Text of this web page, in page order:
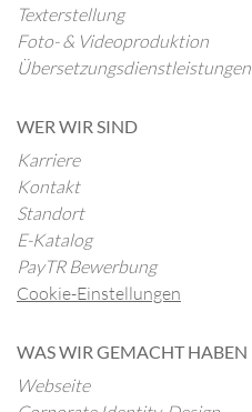
Texterstellung
Foto- & Videoproduktion
Übersetzungsdienstleistungen
WER WIR SIND
Karriere
Kontakt
Standort
E-Katalog
PayTR Bewerbung
Cookie-Einstellungen
WAS WIR GEMACHT HABEN
Webseite